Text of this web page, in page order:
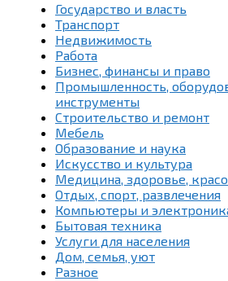
Государство и власть
Транспорт
Недвижимость
Работа
Бизнес, финансы и право
Промышленность,
инструменты
Строительство и ремонт
Мебель
Образование и наука
Искусство и культура
Медицина, здоровье,
Отдых, спорт, развлечения
Компьютеры и
Бытовая техника
Услуги для населения
Дом, семья, уют
Разное